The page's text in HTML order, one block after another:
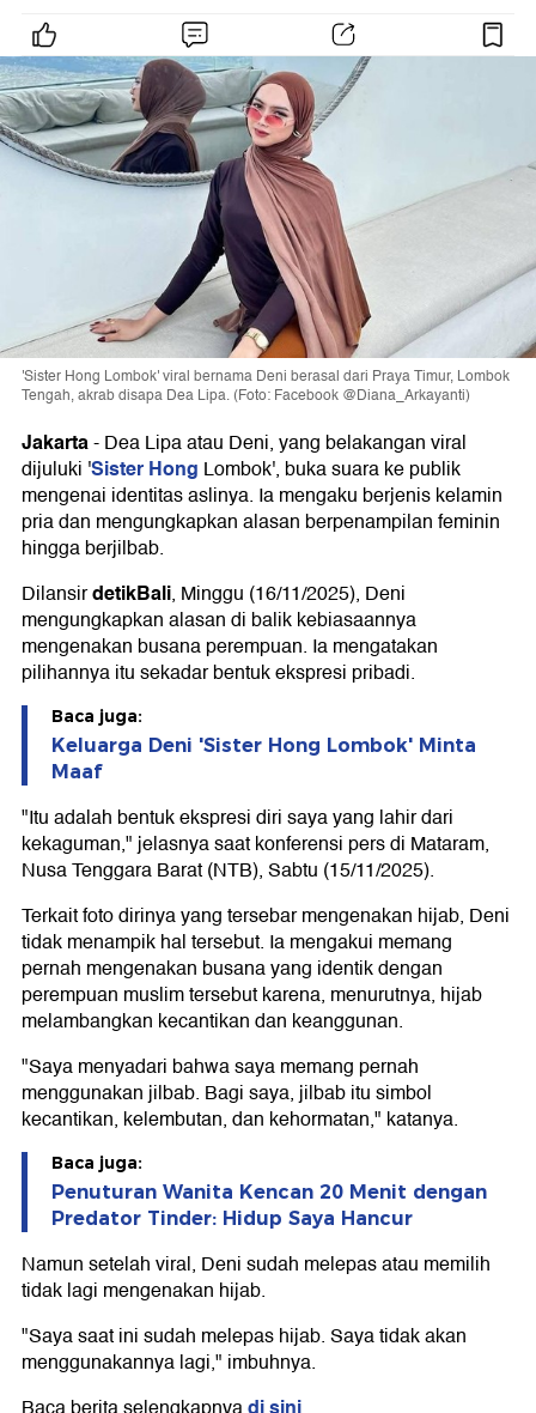
'Sister Hong Lombok' viral bernama Deni berasal dari Praya Timur, Lombok
Tengah, akrab disapa Dea Lipa. (Foto: Facebook @Diana_Arkayanti)
Jakarta-Dea Lipa atau Deni, yang belakangan viral
dijuluki 'Sister Hong Lombok', buka suara ke publik
mengenai identitas aslinya. Ia mengaku berjenis kelamin
pria dan mengungkapkan alasan berpenampilan feminin
hingga berjilbab.
DilansirdetikBali, Minggu (16/11/2025), Deni
mengungkapkan alasan di balik kebiasaannya
mengenakan busana perempuan. Ia mengatakan
pilihannya itu sekadar bentuk ekspresi pribadi.
Baca juga:
Keluarga Deni 'Sister Hong Lombok' Minta
Maaf
"Itu adalah bentuk ekspresi diri saya yang lahir dari
kekaguman," jelasnya saat konferensi pers di Mataram,
Nusa Tenggara Barat (NTB), Sabtu (15/11/2025).
Terkait foto dirinya yang tersebar mengenakan hijab, Deni
tidak menampik hal tersebut. Ia mengakui memang
pernah mengenakan busana yang identik dengan
perempuan muslim tersebut karena, menurutnya, hijab
melambangkan kecantikan dan keanggunan.
"Saya menyadari bahwa saya memang pernah
menggunakan jilbab. Bagi saya, jilbab itu simbol
kecantikan, kelembutan, dan kehormatan," katanya.
Baca juga:
Penuturan Wanita Kencan 20 Menit dengan
Predator Tinder: Hidup Saya Hancur
Namun setelah viral, Deni sudah melepas atau memilih
tidak lagi mengenakan hijab.
"Saya saat ini sudah melepas hijab. Saya tidak akan
menggunakannya lagi," imbuhnya.